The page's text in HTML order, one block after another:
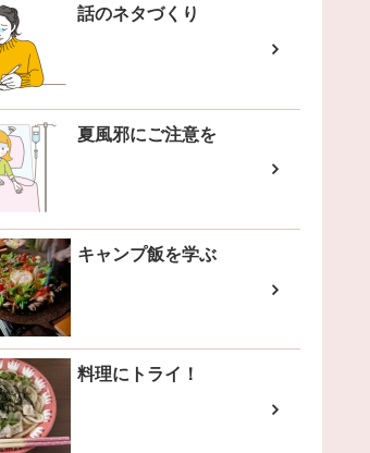
話のネタづくり
夏風邪にご注意を
キャンプ飯を学ぶ
料理にトライ！